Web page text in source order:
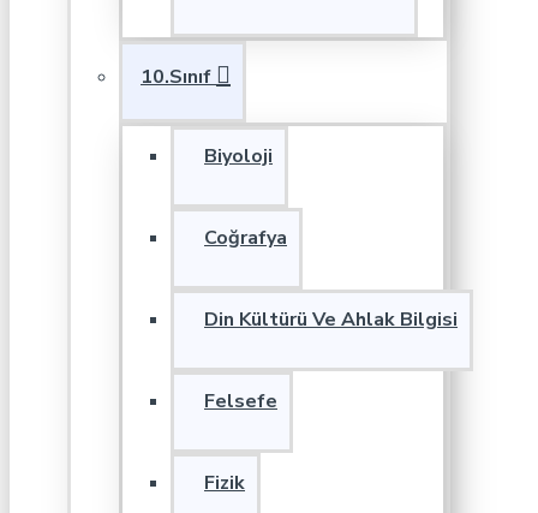
10.Sınıf
Biyoloji
Coğrafya
Din Kültürü Ve Ahlak Bilgisi
Felsefe
Fizik